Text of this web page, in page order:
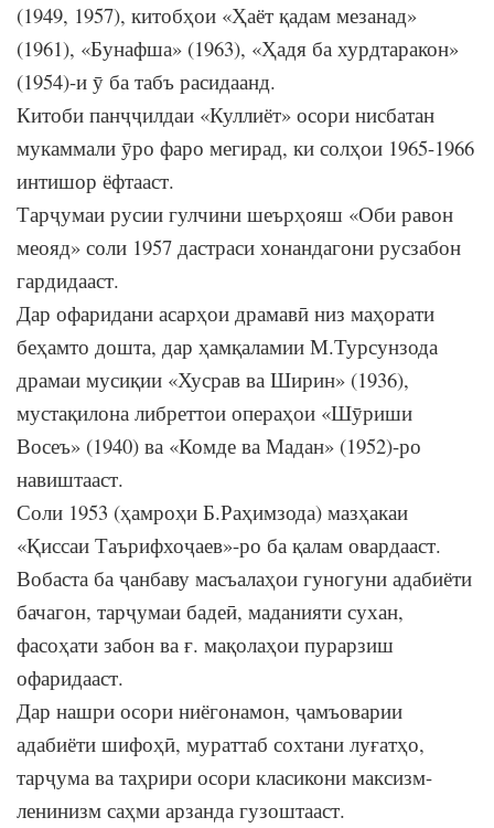
(1949, 1957), китобҳои «Ҳаёт қадам мезанад»
(1961), «Бунафша» (1963), «Ҳадя ба хурдтаракон»
(1954)-и ӯ ба табъ расидаанд.
Китоби панҷҷилдаи «Куллиёт» осори нисбатан
мукаммали ӯро фаро мегирад, ки солҳои 1965-1966
интишор ёфтааст.
Тарҷумаи русии гулчини шеърҳояш «Оби равон
меояд» соли 1957 дастраси хонандагони русзабон
гардидааст.
Дар офаридани асарҳои драмавӣ низ маҳорати
беҳамто дошта, дар ҳамқаламии М.Турсунзода
драмаи мусиқии «Хусрав ва Ширин» (1936),
мустақилона либреттои операҳои «Шӯриши
Восеъ» (1940) ва «Комде ва Мадан» (1952)-ро
навиштааст.
Соли 1953 (ҳамроҳи Б.Раҳимзода) мазҳакаи
«Қиссаи Таърифхоҷаев»-ро ба қалам овардааст.
Вобаста ба ҷанбаву масъалаҳои гуногуни адабиёти
бачагон, тарҷумаи бадеӣ, маданияти сухан,
фасоҳати забон ва ғ. мақолаҳои пурарзиш
офаридааст.
Дар нашри осори ниёгонамон, ҷамъоварии
адабиёти шифоҳӣ, мураттаб сохтани луғатҳо,
тарҷума ва таҳрири осори класикони максизм-
ленинизм саҳми арзанда гузоштааст.